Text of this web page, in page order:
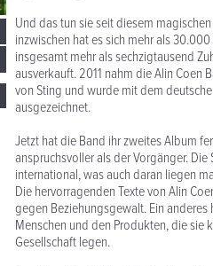
Und das tun sie seit diesem
inzwischen hat es sich mehr als
insgesamt mehr als sechzigtausend
ausverkauft. 2011 nahm die Alin Coen
von Sting und wurde mit dem
ausgezeichnet.
Jetzt hat die Band ihr zweites Album
anspruchsvoller als der Vorgänger.
international, was auch daran liegen
Die hervorragenden Texte von Alin
gegen Beziehungsgewalt. Ein
Menschen und den Produkten, die sie
Gesellschaft legen.